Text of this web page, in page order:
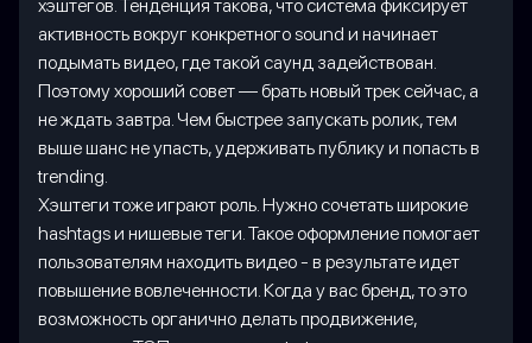
хэштегов. Тенденция такова, что система фиксирует
активность вокруг конкретного sound и начинает
подымать видео, где такой саунд задействован.
Поэтому хороший совет — брать новый трек сейчас, а
не ждать завтра. Чем быстрее запускать ролик, тем
выше шанс не упасть, удерживать публику и попасть в
trending.
Хэштеги тоже играют роль. Нужно сочетать широкие
hashtags и нишевые теги. Такое оформление помогает
пользователям находить видео - в результате идет
повышение вовлеченности. Когда у вас бренд, то это
возможность органично делать продвижение,